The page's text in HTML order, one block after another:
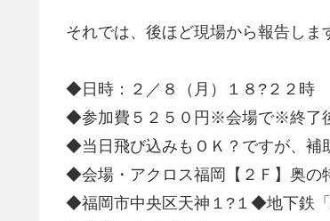
それでは、後ほど現場から報告しま
◆日時：２／８（月）１８?２２時
◆参加費５２５０円※会場で※終了
◆当日飛び込みもＯＫ？ですが、補
◆会場・アクロス福岡【２Ｆ】奥の
◆福岡市中央区天神１?１◆地下鉄